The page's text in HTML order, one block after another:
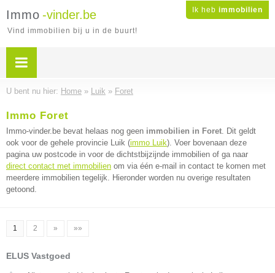
Ik heb immobilien
Immo -vinder.be
Vind immobilien bij u in de buurt!
U bent nu hier: Home » Luik » Foret
Immo Foret
Immo-vinder.be bevat helaas nog geen immobilien in Foret. Dit geldt
ook voor de gehele provincie Luik (immo Luik). Voer bovenaan deze
pagina uw postcode in voor de dichtstbijzijnde immobilien of ga naar
direct contact met immobilien om via één e-mail in contact te komen met
meerdere immobilien tegelijk. Hieronder worden nu overige resultaten
getoond.
1 2 » »»
ELUS Vastgoed